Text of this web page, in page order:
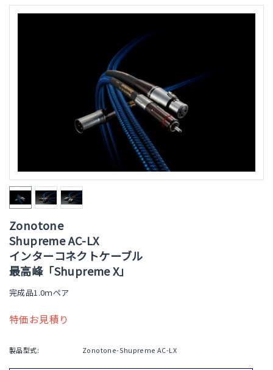
Zonotone
Shupreme AC-LX
インターコネクトケーブル
最高峰「Shupreme X」
完成品1.0ｍペア
特価お見積り
製品型式: Zonotone-Shupreme AC-LX